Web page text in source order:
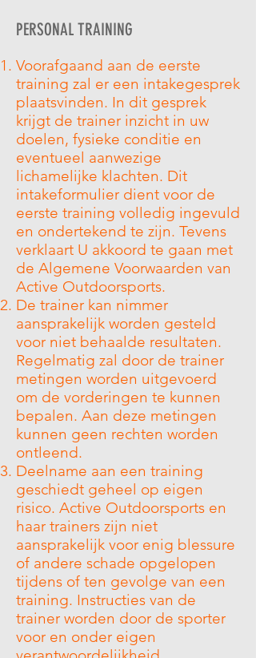
PERSONAL TRAINING
Voorafgaand aan de eerste
training zal er een intakegesprek
plaatsvinden. In dit gesprek
krijgt de trainer inzicht in uw
doelen, fysieke conditie en
eventueel aanwezige
lichamelijke klachten. Dit
intakeformulier dient voor de
eerste training volledig ingevuld
en ondertekend te zijn. Tevens
verklaart U akkoord te gaan met
de Algemene Voorwaarden van
Active Outdoorsports.
De trainer kan nimmer
aansprakelijk worden gesteld
voor niet behaalde resultaten.
Regelmatig zal door de trainer
metingen worden uitgevoerd
om de vorderingen te kunnen
bepalen. Aan deze metingen
kunnen geen rechten worden
ontleend.
Deelname aan een training
geschiedt geheel op eigen
risico. Active Outdoorsports en
haar trainers zijn niet
aansprakelijk voor enig blessure
of andere schade opgelopen
tijdens of ten gevolge van een
training. Instructies van de
trainer worden door de sporter
voor en onder eigen